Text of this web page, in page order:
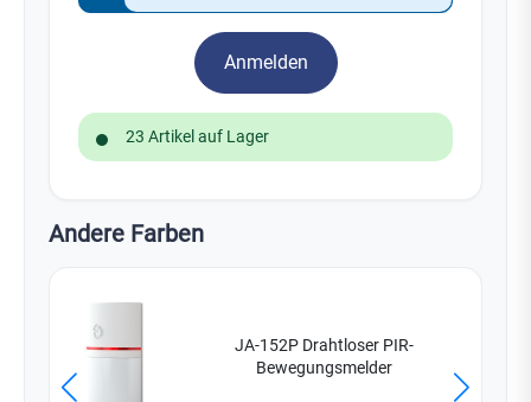
Anmelden
23 Artikel auf Lager
Andere Farben
JA-152P Drahtloser PIR-
Bewegungsmelder